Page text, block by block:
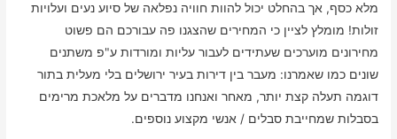
מלא כסף, אך בהחלט יכול להוות חוויה נפלאה של סיוע נעים ועלויות
זולות! מומלץ לציין כי המחירים שהצגנו פה עבורכם הם פשוט
מחירונים מוערכים שעתידים לעבור עליות ומורדות ע"פ משתנים
שונים כמו שאמרנו: מעבר בין דירות בעיר ירושלים בלי מעלית בתור
דוגמה תעלה קצת יותר, מאחר ואנחנו מדברים על מלאכת מרימים
בסבלות שמחייבת סבלים / אנשי מקצוע נוספים.